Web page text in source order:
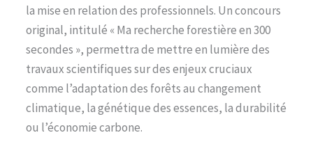
la mise en relation des professionnels. Un concours
original, intitulé « Ma recherche forestière en 300
secondes », permettra de mettre en lumière des
travaux scientifiques sur des enjeux cruciaux
comme l’adaptation des forêts au changement
climatique, la génétique des essences, la durabilité
ou l’économie carbone.